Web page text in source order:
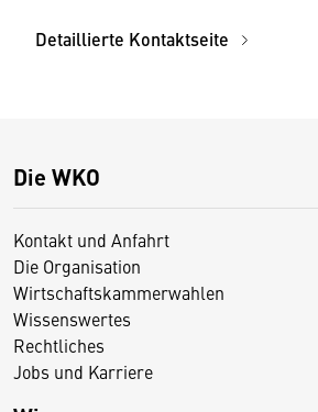
Detaillierte Kontaktseite
Die WKO
Kontakt und Anfahrt
Die Organisation
Wirtschaftskammerwahlen
Wissenswertes
Rechtliches
Jobs und Karriere